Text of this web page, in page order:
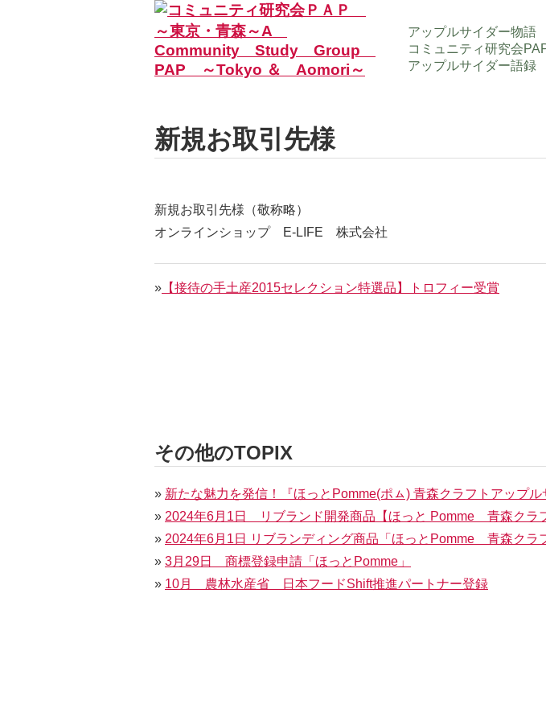
アップルサイダー物語
コミュニティ研究会
アップルサイダー語録
新規お取引先様
新規お取引先様（敬称略）
オンラインショップ E-LIFE 株式会社
» 【接待の手土産2015セレクション特選品】トロフィー受賞
その他のTOPIX
» 新たな魅力を発信！『ほっとPomme(ポㇺ) 青森クラフトアップ
» 2024年6月1日 リブランド開発商品【ほっと Pomme 青森クラ
» 2024年6月1日 リブランディング商品「ほっとPomme 青森クラ
» 3月29日 商標登録申請「ほっとPomme」
» 10月 農林水産省 日本フードShift推進パートナー登録